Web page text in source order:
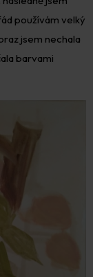
používám velký
jsem nechala
barvami